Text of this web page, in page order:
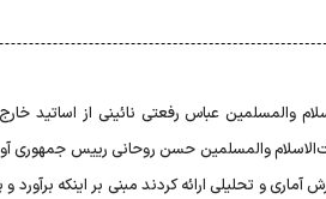
والمسلمین عباس رفعتی نائینی از اساتید
والمسلمین حسن روحانی رییس جمهوری
آماری و تحلیلی ارائه کردند مبنی بر اینکه